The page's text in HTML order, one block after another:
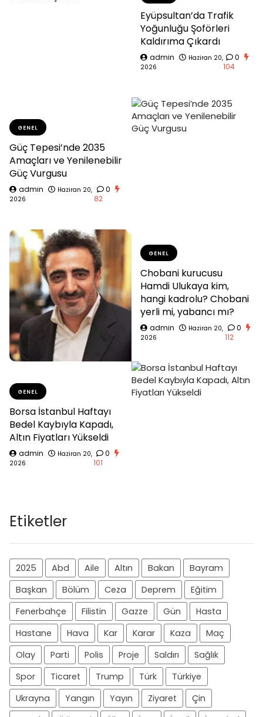
Eyüpsultan’da Trafik
Yoğunluğu Şoförleri
Kaldırıma Çıkardı
admin
Haziran 20,
2026
0
104
GENEL
Güç Tepesi’nde 2035
Amaçları ve Yenilenebilir
Güç Vurgusu
admin
Haziran 20,
2026
0
82
GENEL
Chobani kurucusu
Hamdi Ulukaya kim,
hangi kadrolu? Chobani
yerli mi, yabancı mı?
admin
Haziran 20,
2026
0
112
GENEL
Borsa İstanbul Haftayı
Bedel Kaybıyla Kapadı,
Altın Fiyatları Yükseldi
admin
Haziran 20,
2026
0
101
Etiketler
2025 Abd Aile Altın Bakan
Bayram
Başkan
Bölüm Ceza Deprem
Eğitim
Fenerbahçe
Filistin Gazze Gün
Hasta
Hastane
Hava Kar Karar Kaza
Maç
Olay
Parti Polis Proje Saldırı
Sağlık
Spor
Ticaret Trump Türk
Türkiye
Ukrayna
Yangın Yayın Ziyaret
Çin